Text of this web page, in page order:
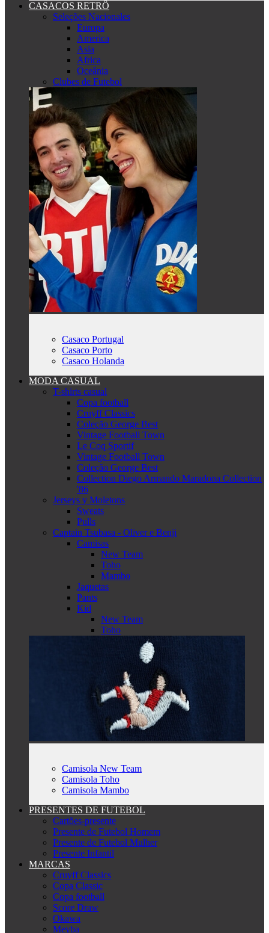
CASACOS RETRÔ
Seleções Nacionales
Europa
America
Asia
Africa
Oceânia
Clubes de Futebol
Casaco Portugal
Casaco Porto
Casaco Holanda
MODA CASUAL
T-shirts casual
Copa football
Cruyff Classics
Coleção George Best
Vintage Football Town
Le Coq Sportif
Vintage Football Town
Coleção George Best
Collection Diego Armando Maradona Collection
'86
Jerseys y Moletons
Sweats
Pulls
Captain Tsubasa - Oliver e Benji
Camisas
New Team
Toho
Mambo
Jaquetas
Pants
Kid
New Team
Toho
Camisola New Team
Camisola Toho
Camisola Mambo
PRESENTES DE FUTEBOL
Cartões-presente
Presente de Futebol Homem
Presente de Futebol Mulher
Presente Infantil
MARCAS
Cruyff Classics
Copa Classic
Copa football
Score Draw
Okawa
Meyba